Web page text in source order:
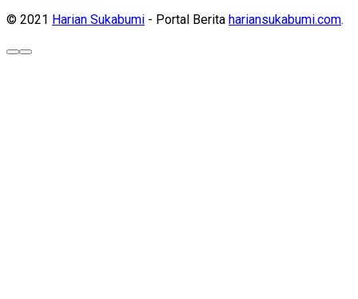
© 2021 Harian Sukabumi - Portal Berita hariansukabumi.com.